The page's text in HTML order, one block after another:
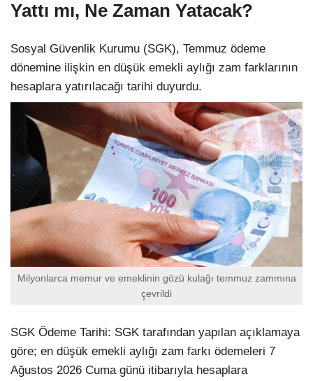
Yattı mı, Ne Zaman Yatacak?
Sosyal Güvenlik Kurumu (SGK), Temmuz ödeme
dönemine ilişkin en düşük emekli aylığı zam farklarının
hesaplara yatırılacağı tarihi duyurdu.
Milyonlarca memur ve emeklinin gözü kulağı temmuz zammına
çevrildi
SGK Ödeme Tarihi: SGK tarafından yapılan açıklamaya
göre; en düşük emekli aylığı zam farkı ödemeleri 7
Ağustos 2026 Cuma günü itibarıyla hesaplara